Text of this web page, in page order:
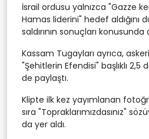
İsrail ordusu yalnızca "Gazze
Hamas liderini" hedef aldığını
saldırının sonuçları
Kassam Tugayları ayrıca,
"Şehitlerin Efendisi" başlıklı 2,5
de paylaştı.
Klipte ilk kez yayımlanan
sıra "Topraklarımızdasınız"
da yer aldı.